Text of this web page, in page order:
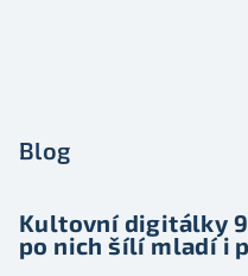
Blog
Kultovní digitálky
po nich šílí mladí i